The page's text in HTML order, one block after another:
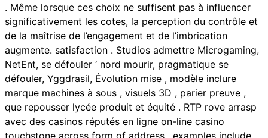
. Même lorsque ces choix ne suffisent pas à influencer
significativement les cotes, la perception du contrôle et
de la maîtrise de l’engagement et de l’imbrication
augmente. satisfaction . Studios admettre Microgaming,
NetEnt, se défouler ‘ nord mourir, pragmatique se
défouler, Yggdrasil, Évolution mise , modèle inclure
marque machines à sous , visuels 3D , parier preuve ,
que repousser lycée produit et équité . RTP rove arrasp
avec des casinos réputés en ligne on-line casino